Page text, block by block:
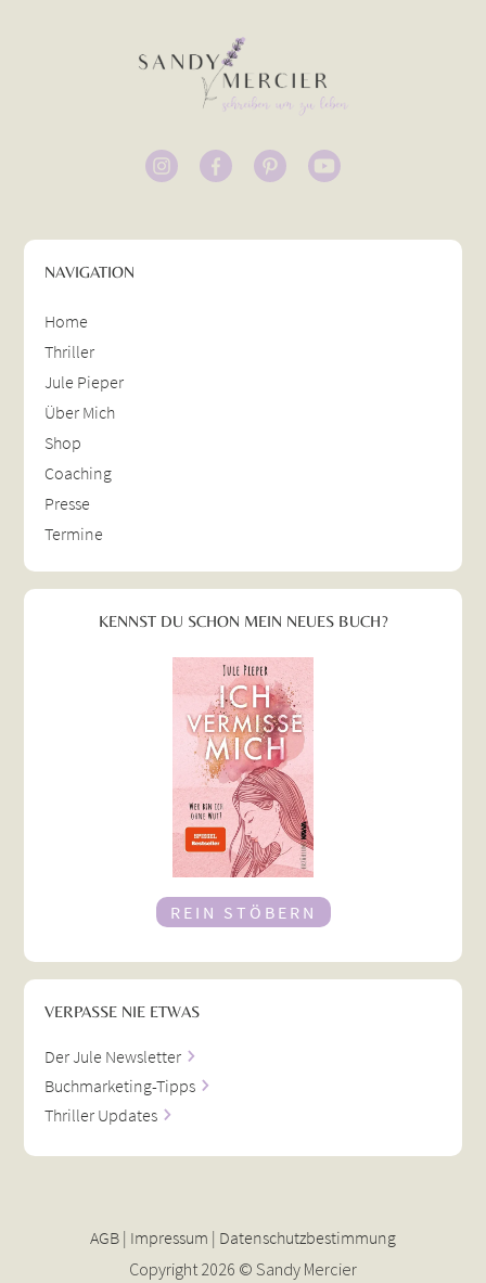
NAVIGATION
Home
Thriller
Jule Pieper
Über Mich
Shop
Coaching
Presse
Termine
KENNST DU SCHON MEIN NEUES BUCH?
REIN STÖBERN
VERPASSE NIE ETWAS
Der Jule Newsletter
Buchmarketing-Tipps
Thriller Updates
AGB | Impressum | Datenschutzbestimmung
Copyright 2026 © Sandy Mercier